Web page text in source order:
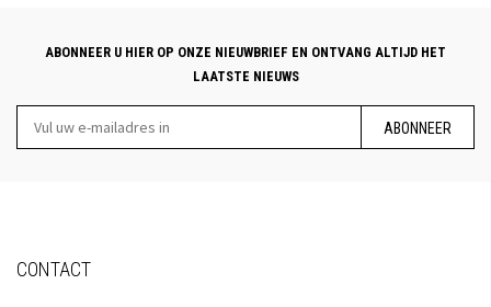
ABONNEER U HIER OP ONZE NIEUWBRIEF EN ONTVANG ALTIJD HET
LAATSTE NIEUWS
ABONNEER
CONTACT